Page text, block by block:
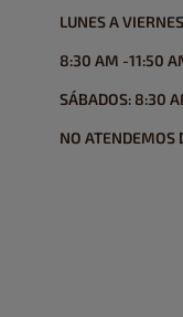
LUNES A
8:30 AM -11:50
SÁBADOS: 8:30
NO ATENDEMOS